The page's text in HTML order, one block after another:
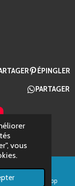
vous
ÉPINGLER
PARTAGER
WhatsApp